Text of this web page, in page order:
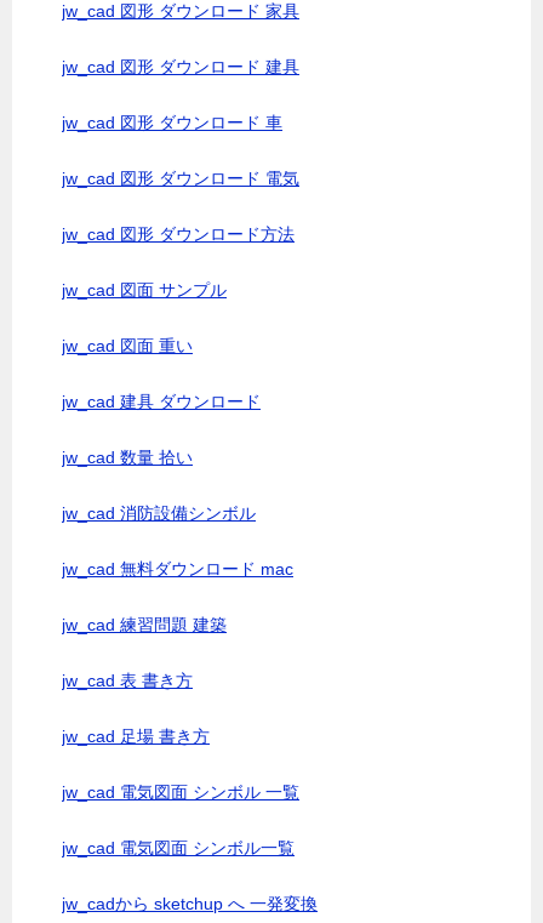
jw_cad 図形 ダウンロード 家具
jw_cad 図形 ダウンロード 建具
jw_cad 図形 ダウンロード 車
jw_cad 図形 ダウンロード 電気
jw_cad 図形 ダウンロード方法
jw_cad 図面 サンプル
jw_cad 図面 重い
jw_cad 建具 ダウンロード
jw_cad 数量 拾い
jw_cad 消防設備シンボル
jw_cad 無料ダウンロード mac
jw_cad 練習問題 建築
jw_cad 表 書き方
jw_cad 足場 書き方
jw_cad 電気図面 シンボル 一覧
jw_cad 電気図面 シンボル一覧
jw_cadから sketchup へ 一発変換